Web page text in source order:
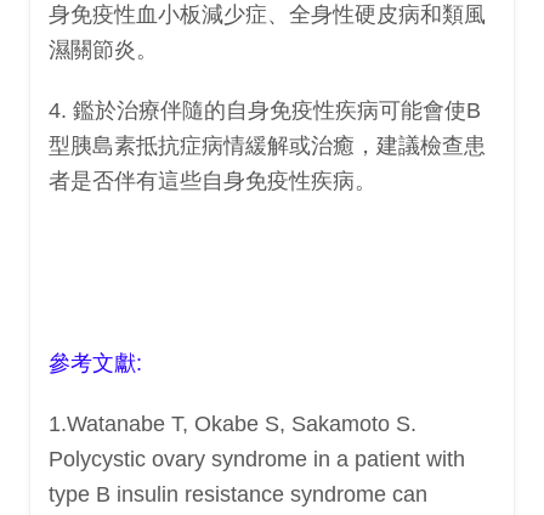
身免疫性血小板減少症、全身性硬皮病和類風
濕關節炎。
4. 鑑於治療伴隨的自身免疫性疾病可能會使B
型胰島素抵抗症病情緩解或治癒，建議檢查患
者是否伴有這些自身免疫性疾病。
參考文獻:
1.Watanabe T, Okabe S, Sakamoto S.
Polycystic ovary syndrome in a patient with
type B insulin resistance syndrome can